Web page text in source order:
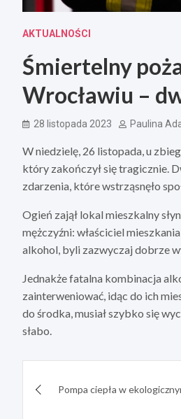
AKTUALNOŚCI
Śmiertelny
Wrocławiu –
28 listopada 2023 Paulina
W niedzielę, 26 listopada, u
który zakończył się tragicznie.
zdarzenia, które wstrząsnęło
Ogień zajął lokal mieszkalny
mężczyźni: właściciel
alkohol, byli zazwyczaj dobrze
Jednakże fatalna kombinacja
zainterweniować, idąc do ich
do środka, musiał szybko się
słabo.
wpisuPompa ciepła w